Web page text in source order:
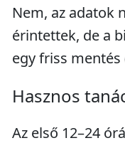
Nem, az adatok
érintettek, de a
egy friss mentés
Hasznos
Az első 12–24